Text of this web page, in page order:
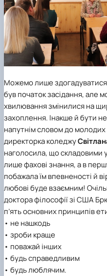
Можемо лише
був початок засідання, але
хвилювання змінилися на
захоплення. Інакше й бути
напутнім словом до молодих
директорка коледжу
наголосила, що складовими
лише фахові знання, а в
побажала їм впевненості й
любові буде взаємним!
доктора філософії зі США
п’ять основних принципів
• не нашкодь
• зроби краще
• поважай інших
• будь справедливим
• будь люблячим.